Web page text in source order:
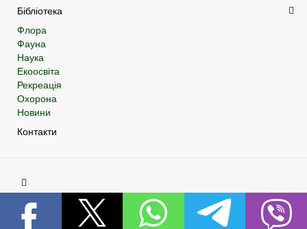
Бібліотека
Флора
Фауна
Наука
Екоосвіта
Рекреація
Охорона
Новини
Контакти